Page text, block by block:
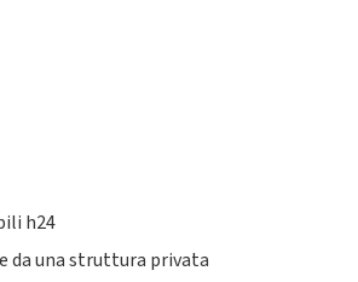
h24
da una struttura privata